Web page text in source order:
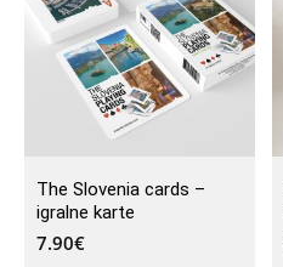
The Slovenia cards –
igralne karte
7.90€